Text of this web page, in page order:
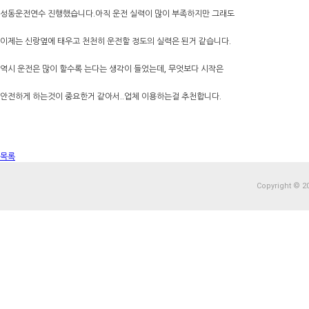
성동운전연수 진행했습니다.아직 운전 실력이 많이 부족하지만 그래도
이제는 신랑옆에 태우고 천천히 운전할 정도의 실력은 된거 같습니다.
역시 운전은 많이 할수록 는다는 생각이 들었는데, 무엇보다 시작은
안전하게 하는것이 중요한거 같아서..업체 이용하는걸 추천합니다.
목록
Copyright ©